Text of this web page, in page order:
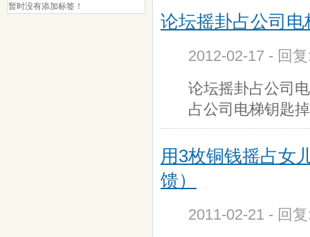
暂时没有添加标签！
论坛摇卦占公司
2012-02-17 - 回
论坛摇卦占公司
占公司电梯钥匙
用3枚铜钱摇占女
馈）
2011-02-21 - 回